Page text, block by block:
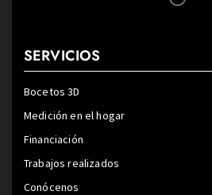
SERVICIOS
Bocetos 3D
Medición en el hogar
Financiación
Trabajos realizados
Conócenos